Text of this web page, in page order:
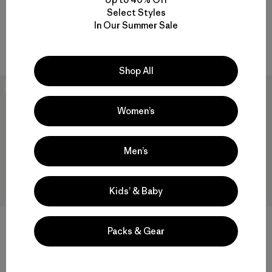
Comentarios
Valoración: 3.9 / 5
Compara
W's R1® Thermal Jacket
40% Off
Pantalón Primera Capa Mujer
Select Styles
In Our Summer Sale
Shop All
Women’s
Men’s
Kids’ & Baby
Packs & Gear